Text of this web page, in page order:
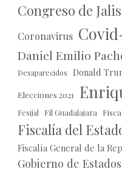
Congreso de
Coronavirus
Daniel Emilio
Desaparecidos Donald
Elecciones 2021
Fesijal Fil Guadalajara
Fiscalía del
Fiscalía General de la
Gobierno de